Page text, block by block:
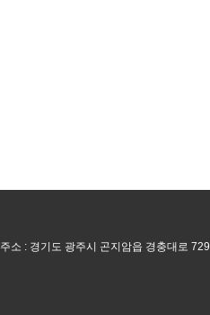
주소 : 경기도 광주시 곤지암읍 경충대로 729